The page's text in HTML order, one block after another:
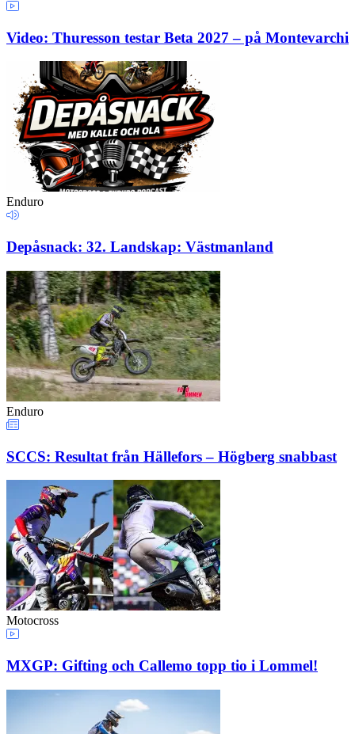
Video: Thuresson testar Beta 2027 – på Montevarchi
Enduro
Depåsnack: 32. Landskap: Västmanland
Enduro
SCCS: Resultat från Hällefors – Högberg snabbast
Motocross
MXGP: Gifting och Callemo topp tio i Lommel!